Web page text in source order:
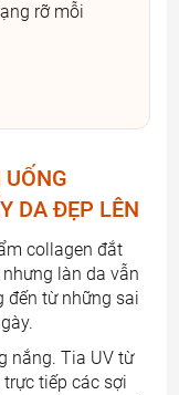
rỡ mỗi
DA ĐẸP LÊN
collagen đắt
làn da vẫn
đến từ những sai
nắng. Tia UV từ
tiếp các sợi